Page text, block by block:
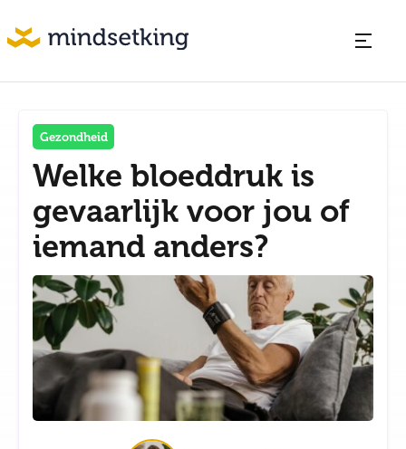
Gezondheid
Welke bloeddruk is
gevaarlijk voor jou of
iemand anders?